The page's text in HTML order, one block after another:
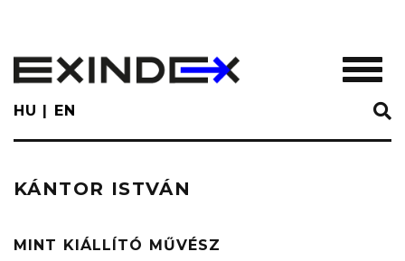
main
content
HU EN
KÁNTOR ISTVÁN
MINT KIÁLLÍTÓ MŰVÉSZ